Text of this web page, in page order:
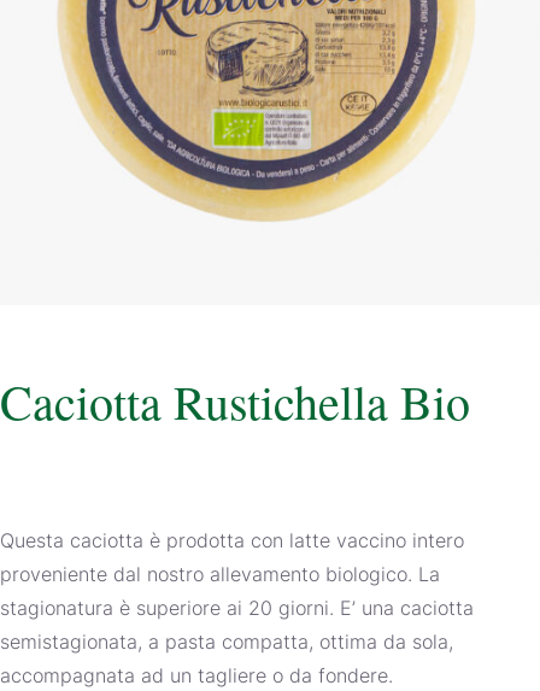
Caciotta Rustichella Bio
Questa caciotta è prodotta con latte vaccino intero
proveniente dal nostro allevamento biologico. La
stagionatura è superiore ai 20 giorni. E’ una caciotta
semistagionata, a pasta compatta, ottima da sola,
accompagnata ad un tagliere o da fondere.